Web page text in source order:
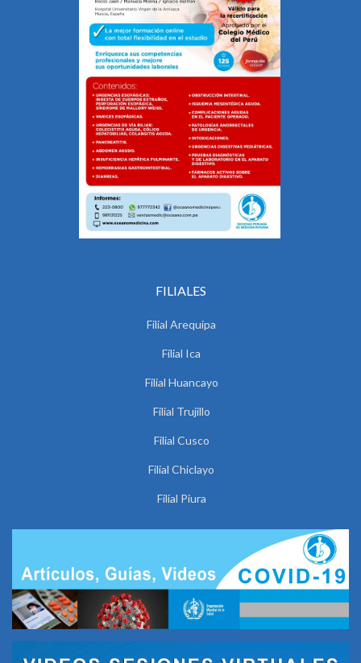
FILIALES
Filial Arequipa
Filial Ica
Filial Huancayo
Filial Trujillo
Filial Cusco
Filial Chiclayo
Filial Piura